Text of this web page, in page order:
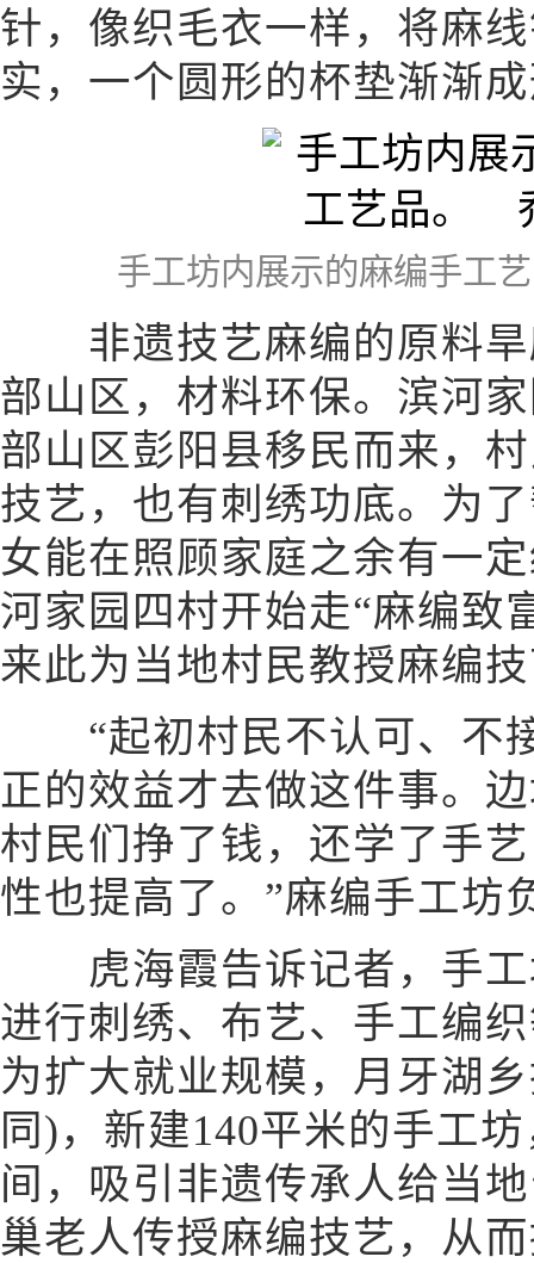
针，像织毛衣一样，将麻
实，一个圆形的杯垫渐渐
手工坊内展示的麻编手工
非遗技艺麻编的原料旱
部山区，材料环保。滨河
部山区彭阳县移民而来，
技艺，也有刺绣功底。为
女能在照顾家庭之余有一
河家园四村开始走“麻编致
来此为当地村民教授麻编
“起初村民不认可、不
正的效益才去做这件事。
村民们挣了钱，还学了手
性也提高了。”麻编手工坊
虎海霞告诉记者，手工
进行刺绣、布艺、手工编
为扩大就业规模，月牙湖
同)，新建140平米的手工
间，吸引非遗传承人给当
巢老人传授麻编技艺，从